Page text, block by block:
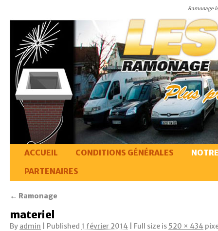
Ramonage
ACCUEIL CONDITIONS GÉNÉRALES
PARTENAIRES
← Ramonage
materiel
By admin Published 1 février 2014 Full size is 520 × 434